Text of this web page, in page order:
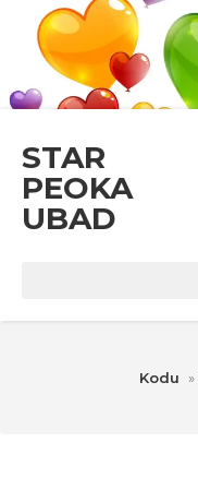
STAR
PEOKA
UBAD
Kodu »